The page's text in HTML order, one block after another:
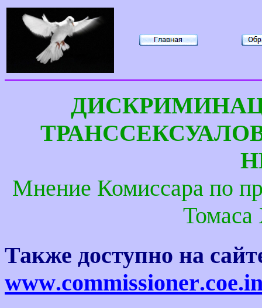
Мнение Комиссара по
Томаса
Также доступно на
www.commissioner.coe.